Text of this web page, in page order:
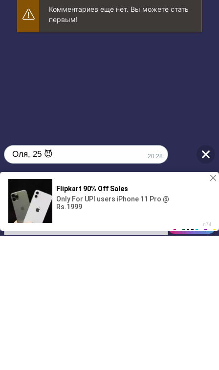
Комментариев еще нет. Вы можете стать
первым!
01/07
00:00
Оля, 25 😈 20:28
Без обязательств и лишних слов,
только сегодня 💦
20:28
1